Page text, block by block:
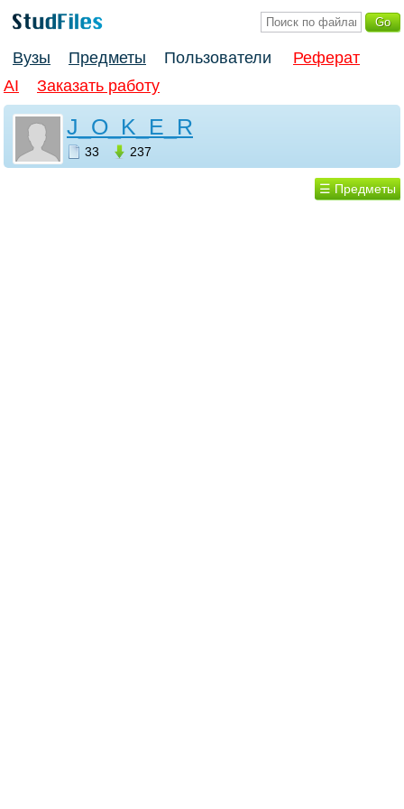
Вузы Предметы Пользователи
Реферат
AI
Заказать работу
J_O_K_E_R
33 237
☰ Предметы